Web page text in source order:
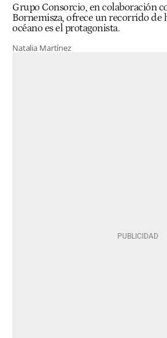
Grupo Consorcio, en colaboración
Bornemisza, ofrece un recorrido de
océano es el protagonista.
Natalia Martínez